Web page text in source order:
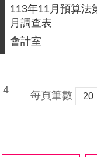
113年11月預算法
月調查表
會計室
4 每頁筆數